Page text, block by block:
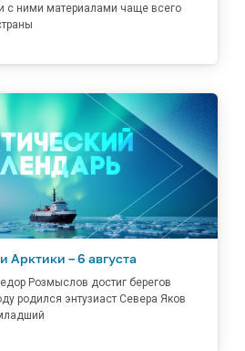
с ними материалами чаще всего
Арктики – 6 августа
Розмыслов достиг берегов
родился энтузиаст Севера Яков